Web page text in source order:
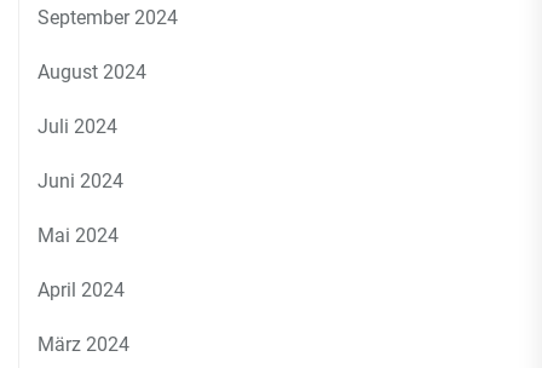
September 2024
August 2024
Juli 2024
Juni 2024
Mai 2024
April 2024
März 2024